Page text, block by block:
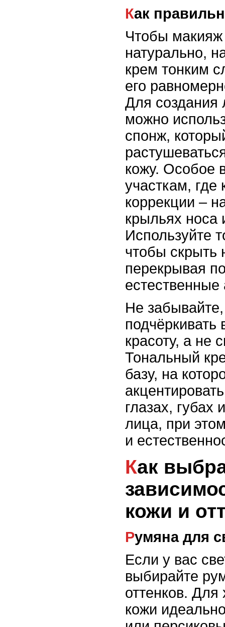
Как
Чтобы
натурально,
крем тонким
его
Для создания
можно
спонж,
кожу. Особое
участкам, где
коррекции –
крыльях носа
Используйте
чтобы скрыть
перекрывая
Не
красоту, а не
Тональный
базу, на
глазах, губах
лица, при
и
Как выбрать румяна в
кожи и
Румяна для
Если у вас
выбирайте
оттенков. Для
кожи